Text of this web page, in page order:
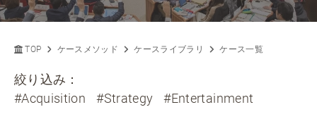
TOP ケースメソッド ケースライブラリ ケース一覧
絞り込み：
#Acquisition
#Strategy #Entertainment